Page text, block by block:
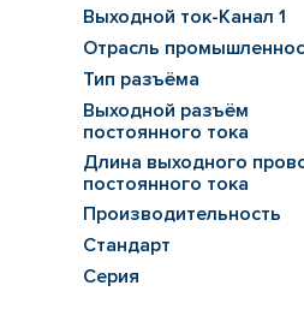
Выходной ток-Канал 1
Отрасль
Тип разъёма
Выходной разъём
постоянного тока
Длина выходного
постоянного тока
Производительность
Стандарт
Серия